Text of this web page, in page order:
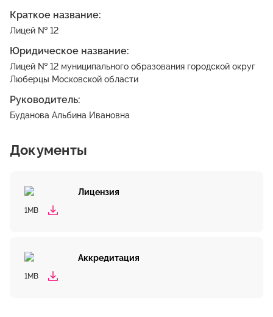
Краткое название:
Лицей № 12
Юридическое название:
Лицей № 12 муниципального образования городской округ
Люберцы Московской области
Руководитель:
Буданова Альбина Ивановна
Документы
Лицензия
1MB
Аккредитация
1MB